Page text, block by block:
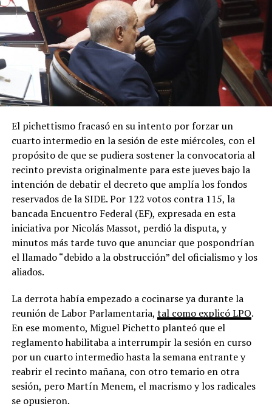
El pichettismo fracasó en su intento por forzar un
cuarto intermedio en la sesión de este miércoles, con el
propósito de que se pudiera sostener la convocatoria al
recinto prevista originalmente para este jueves bajo la
intención de debatir el decreto que amplía los fondos
reservados de la SIDE. Por 122 votos contra 115, la
bancada Encuentro Federal (EF), expresada en esta
iniciativa por Nicolás Massot, perdió la disputa, y
minutos más tarde tuvo que anunciar que pospondrían
el llamado “debido a la obstrucción” del oficialismo y los
aliados.
La derrota había empezado a cocinarse ya durante la
reunión de Labor Parlamentaria, tal como explicó LPO.
En ese momento, Miguel Pichetto planteó que el
reglamento habilitaba a interrumpir la sesión en curso
por un cuarto intermedio hasta la semana entrante y
reabrir el recinto mañana, con otro temario en otra
sesión, pero Martín Menem, el macrismo y los radicales
se opusieron.